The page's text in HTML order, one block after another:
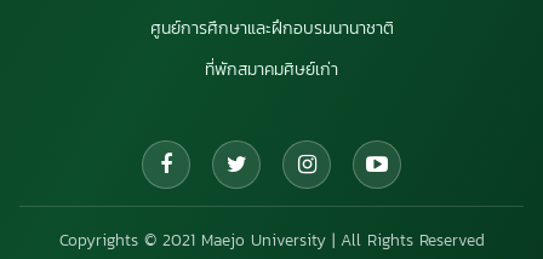
ศูนย์การศึกษาและฝึกอบรมนานาชาติ
ที่พักสมาคมศิษย์เก่า
Copyrights © 2021 Maejo University | All Rights Reserved